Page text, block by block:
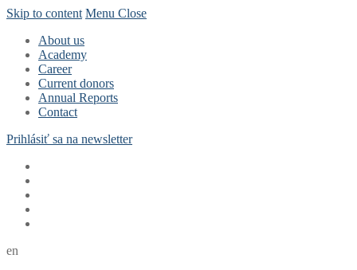
Skip to content Menu Close
About us
Academy
Career
Current donors
Annual Reports
Contact
Prihlásiť sa na newsletter
en